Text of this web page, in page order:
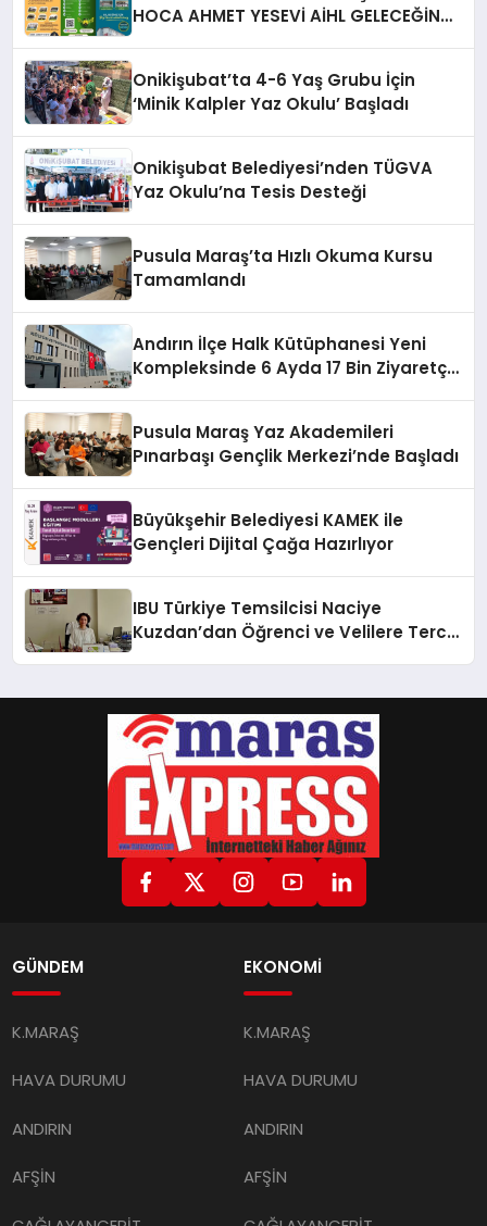
HOCA AHMET YESEVİ AİHL GELECEĞİN
Onikişubat’ta 4-6 Yaş Grubu İçin
‘Minik Kalpler Yaz Okulu’ Başladı
Onikişubat Belediyesi’nden TÜGVA
Yaz Okulu’na Tesis Desteği
Pusula Maraş’ta Hızlı Okuma Kursu
Tamamlandı
Andırın İlçe Halk Kütüphanesi Yeni
Kompleksinde 6 Ayda 17 Bin Ziyaretçi
Pusula Maraş Yaz Akademileri
Pınarbaşı Gençlik Merkezi’nde Başladı
Büyükşehir Belediyesi KAMEK ile
Gençleri Dijital Çağa Hazırlıyor
IBU Türkiye Temsilcisi Naciye
Kuzdan’dan Öğrenci ve Velilere Tercih
GÜNDEM
K.MARAŞ
HAVA DURUMU
ANDIRIN
AFŞİN
EKONOMİ
K.MARAŞ
HAVA DURUMU
ANDIRIN
AFŞİN